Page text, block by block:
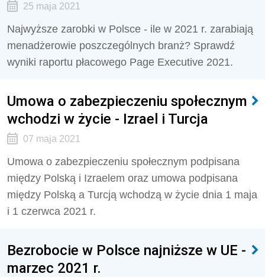
25 maja 2021
Najwyższe zarobki w Polsce - ile w 2021 r. zarabiają
menadżerowie poszczególnych branż? Sprawdź
wyniki raportu płacowego Page Executive 2021.
Umowa o zabezpieczeniu społecznym
wchodzi w życie - Izrael i Turcja
07 maja 2021
Umowa o zabezpieczeniu społecznym podpisana
między Polską i Izraelem oraz umowa podpisana
między Polską a Turcją wchodzą w życie dnia 1 maja
i 1 czerwca 2021 r.
Bezrobocie w Polsce najniższe w UE -
marzec 2021 r.